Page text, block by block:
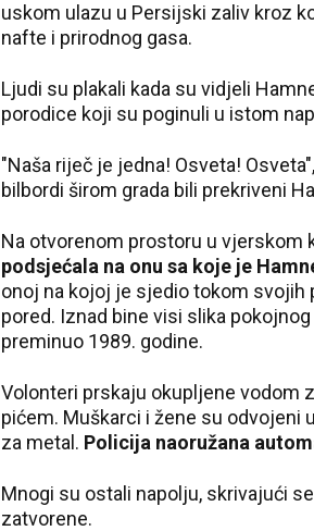
uskom ulazu u Persijski zaliv kroz
nafte i prirodnog gasa.
Ljudi su plakali kada su vidjeli
porodice koji su poginuli u istom
"Naša riječ je jedna! Osveta!
bilbordi širom grada bili prekriveni
Na otvorenom prostoru u vjerskom
podsjećala na onu sa koje je
onoj na kojoj je sjedio tokom
pored. Iznad bine visi slika
preminuo 1989. godine.
Volonteri prskaju okupljene vodom
pićem. Muškarci i žene su odvojeni
za metal. Policija naoružana
Mnogi su ostali napolju, skrivajući
zatvorene.